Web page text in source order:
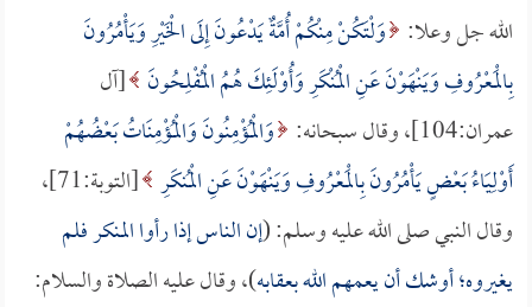
الله جل وعلا: وَلْتَكُنْ مِنْكُمْ أُمَّةٌ يَدْعُونَ إِلَى الْخَيْرِ وَيَأْمُرُونَ
بِالْمَعْرُوفِ وَيَنْهَوْنَ عَنِ الْمُنْكَرِ وَأُوْلَئِكَ هُمُ الْمُفْلِحُونَ [آل
عمران:104]، وقال سبحانه:
وَالْمُؤْمِنُونَ وَالْمُؤْمِنَاتُ بَعْضُهُمْ
أَوْلِيَاءُ بَعْضٍ يَأْمُرُونَ بِالْمَعْرُوفِ وَيَنْهَوْنَ عَنِ الْمُنكَرِ
[التوبة:71]،
وقال النبي صلى الله عليه وسلم: (إن الناس إذا رأوا المنكر فلم
يغيروه؛ أوشك أن يعمهم الله بعقابه)، وقال عليه الصلاة والسلام: